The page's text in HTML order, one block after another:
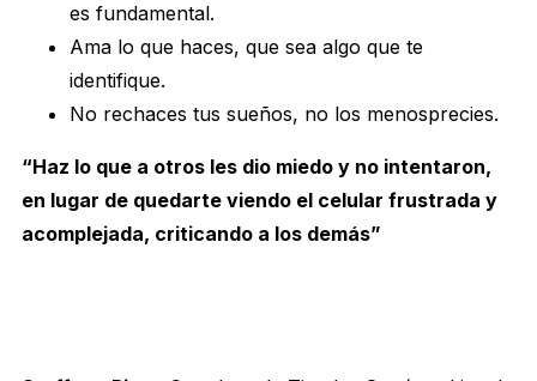
es fundamental.
Ama lo que haces, que sea algo que te
identifique.
No rechaces tus sueños, no los menosprecies.
“Haz lo que a otros les dio miedo y no intentaron,
en lugar de quedarte viendo el celular frustrada y
acomplejada, criticando a los demás”